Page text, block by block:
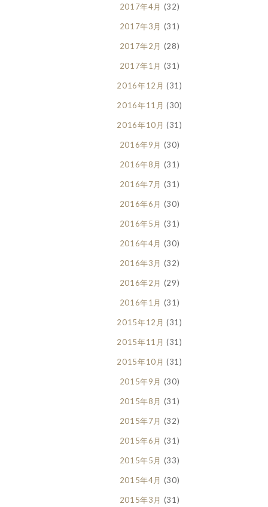
2017年4月 (32)
2017年3月 (31)
2017年2月 (28)
2017年1月 (31)
2016年12月 (31)
2016年11月 (30)
2016年10月 (31)
2016年9月 (30)
2016年8月 (31)
2016年7月 (31)
2016年6月 (30)
2016年5月 (31)
2016年4月 (30)
2016年3月 (32)
2016年2月 (29)
2016年1月 (31)
2015年12月 (31)
2015年11月 (31)
2015年10月 (31)
2015年9月 (30)
2015年8月 (31)
2015年7月 (32)
2015年6月 (31)
2015年5月 (33)
2015年4月 (30)
2015年3月 (31)